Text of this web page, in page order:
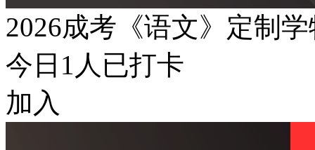
2026成考《语文》定制
今日 1 人已打卡
加入